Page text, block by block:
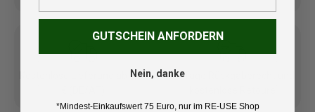
Kostenlose Lieferung ab 100
14 Tage Rückgaberecht und
GUTSCHEIN ANFORDERN
Nein, danke
*Mindest-Einkaufswert 75 Euro, nur im RE-USE Shop